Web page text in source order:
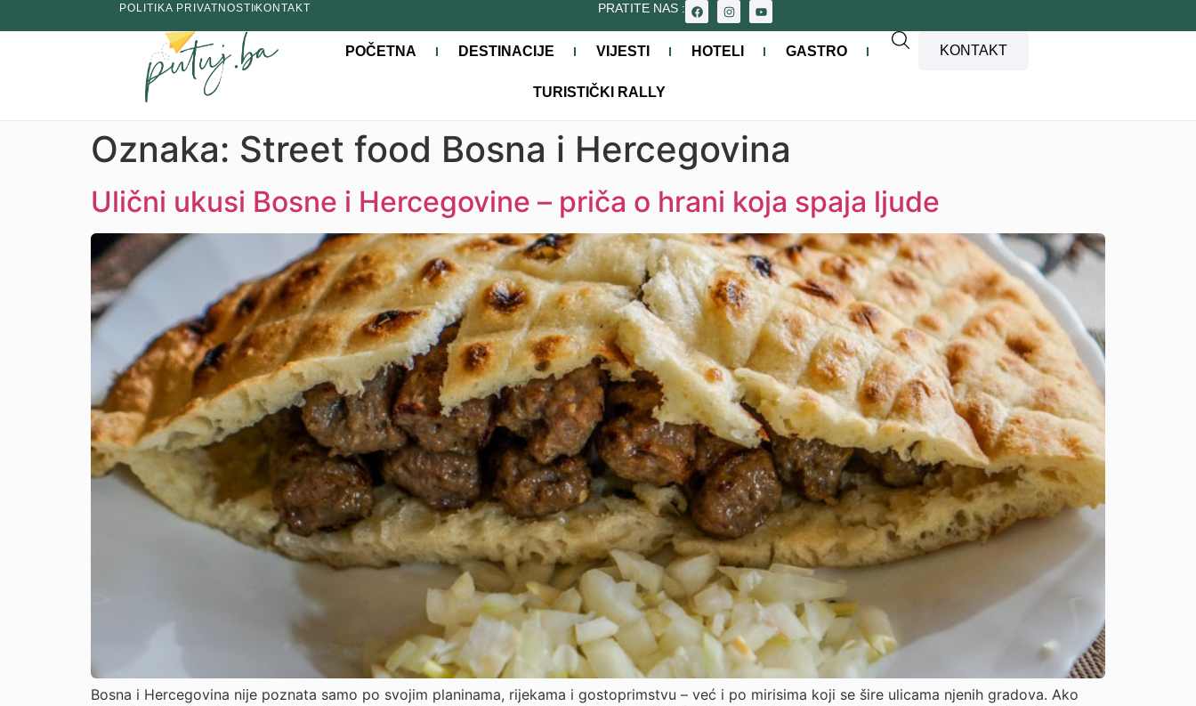
POLITIKA PRIVATNOSTIKONTAKT PRATITE NAS :
POČETNA DESTINACIJE VIJESTI HOTELI GASTRO
TURISTIČKI RALLY
KONTAKT
Oznaka: Street food Bosna i Hercegovina
Ulični ukusi Bosne i Hercegovine – priča o hrani koja spaja ljude
Bosna i Hercegovina nije poznata samo po svojim planinama, rijekama i gostoprimstvu – već i po mirisima koji se šire ulicama njenih gradova. Ako